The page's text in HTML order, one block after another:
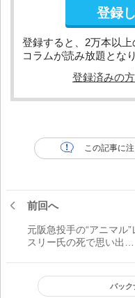
登録
登録すると、2万本以
コラムが読み放題とな
登録済みの
この記事に注
前回へ
元阪急投手の“アニマル”
スリー氏の死で思い出し
ようなチームがあったな
あ」
バック